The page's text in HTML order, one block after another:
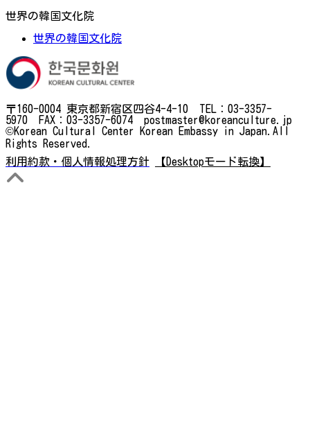
世界の韓国文化院
世界の韓国文化院
〒160-0004 東京都新宿区四谷4-4-10 TEL：03-3357-
5970 FAX：03-3357-6074 postmaster@koreanculture.jp
©Korean Cultural Center Korean Embassy in Japan.All
Rights Reserved.
利用約款・個人情報処理方針
【Desktopモード転換】